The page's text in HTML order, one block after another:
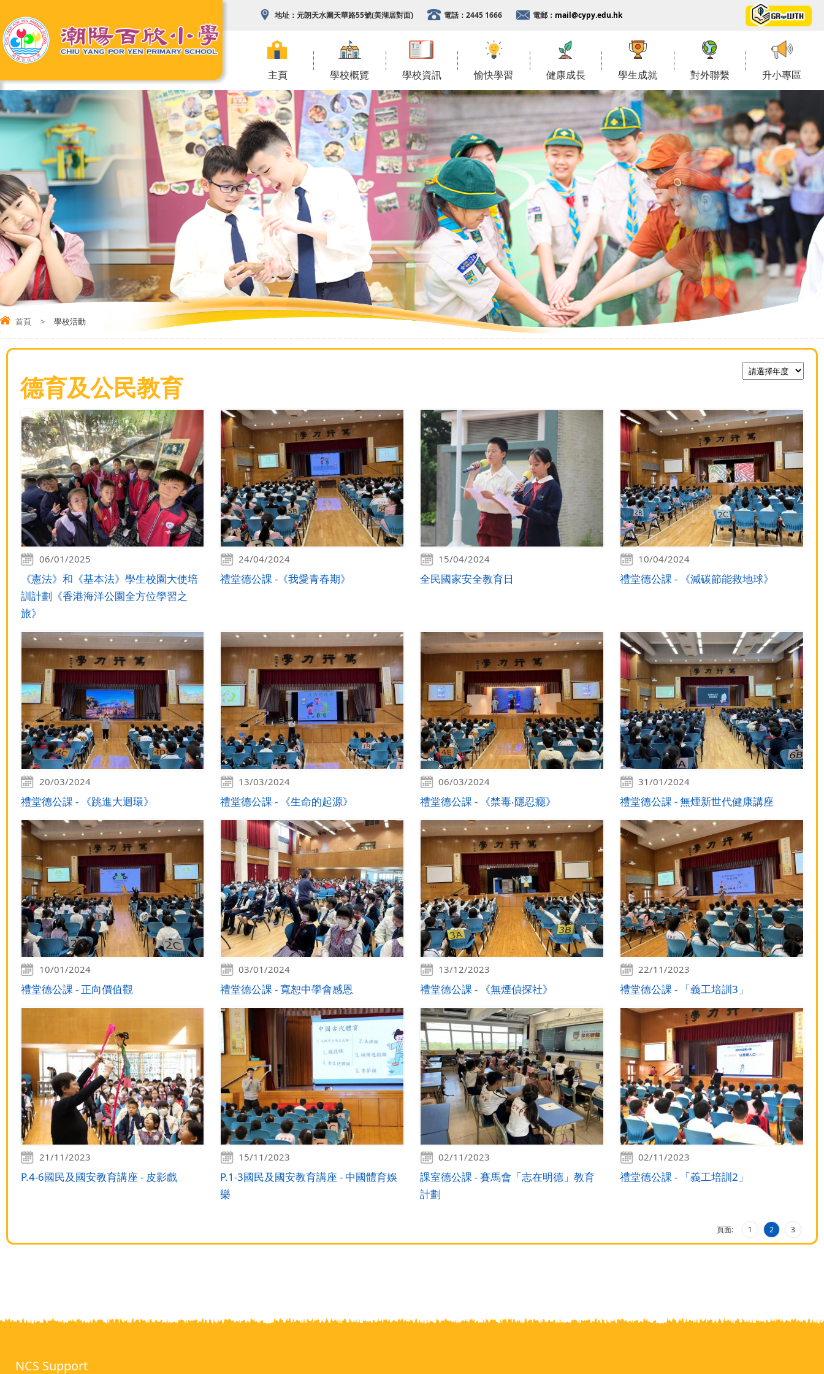
地址： 元朗天水圍天華路55號(美湖居對面) 電話： 2445 1666 電郵： mail@cypy.edu.hk
主頁 學校概覽 學校資訊 愉快學習 健康成長 學生成就 對外聯繫 升小專區
首頁 > 學校活動
德育及公民教育
06/01/2025
《憲法》和《基本法》學生校園大使培
訓計劃《香港海洋公園全方位學習之
旅》
24/04/2024
禮堂德公課 -《我愛青春期》
15/04/2024
全民國家安全教育日
10/04/2024
禮堂德公課 - 《減碳節能救地球》
20/03/2024
禮堂德公課 - 《跳進大迴環》
13/03/2024
禮堂德公課 - 《生命的起源》
06/03/2024
禮堂德公課 - 《禁毒‧隱忍癮》
31/01/2024
禮堂德公課 - 無煙新世代健康講座
10/01/2024
禮堂德公課 - 正向價值觀
03/01/2024
禮堂德公課 - 寬恕中學會感恩
13/12/2023
禮堂德公課 - 《無煙偵探社》
22/11/2023
禮堂德公課 - 「義工培訓3」
21/11/2023
P.4-6國民及國安教育講座 - 皮影戲
15/11/2023
P.1-3國民及國安教育講座 - 中國體育娛
樂
02/11/2023
課室德公課 - 賽馬會「志在明德」教育
計劃
02/11/2023
禮堂德公課 - 「義工培訓2」
頁面: 1 2 3
NCS Support